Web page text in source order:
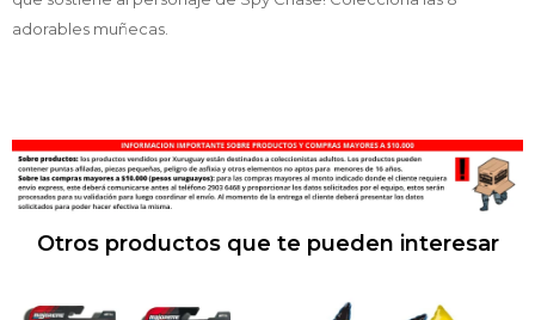
adorables muñecas.
Otros productos que te pueden interesar